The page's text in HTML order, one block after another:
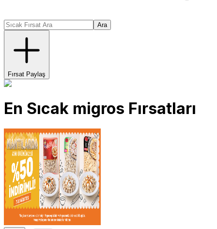
Ara
Fırsat Paylaş
En Sıcak migros Fırsatları